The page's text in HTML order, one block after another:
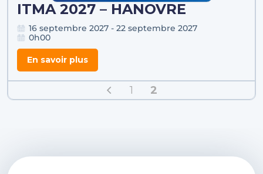
ITMA 2027 – HANOVRE
16 septembre 2027 - 22 septembre 2027
0h00
En savoir plus
1 2